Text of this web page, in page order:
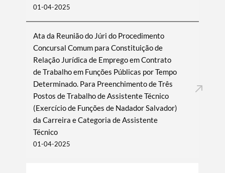
01-04-2025
Ata da Reunião do Júri do Procedimento
Concursal Comum para Constituição de
Relação Jurídica de Emprego em Contrato
de Trabalho em Funções Públicas por Tempo
Determinado. Para Preenchimento de Três
Postos de Trabalho de Assistente Técnico
(Exercício de Funções de Nadador Salvador)
da Carreira e Categoria de Assistente
Técnico
01-04-2025